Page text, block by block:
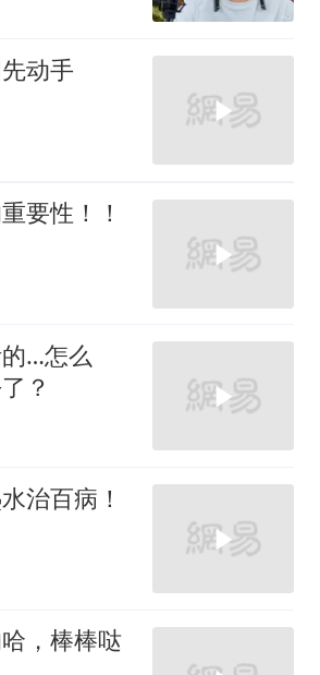
动手
要性！！
…怎么
？
治百病！
，棒棒哒